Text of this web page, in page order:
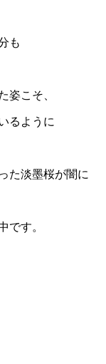
も
姿こそ、
るように
た淡墨桜が闇に
です。